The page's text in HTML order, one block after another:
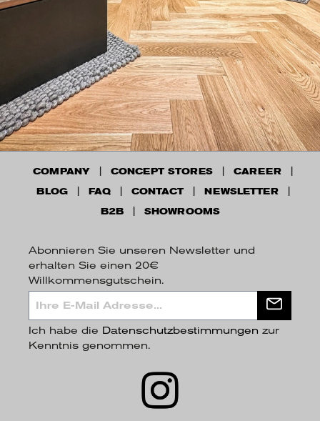
COMPANY CONCEPT STORES
CAREER
BLOG
FAQ CONTACT
NEWSLETTER
B2B
SHOWROOMS
Abonnieren Sie unseren Newsletter und
erhalten Sie einen 20€
Willkommensgutschein.
Ich habe die Datenschutzbestimmungen zur
Kenntnis genommen.